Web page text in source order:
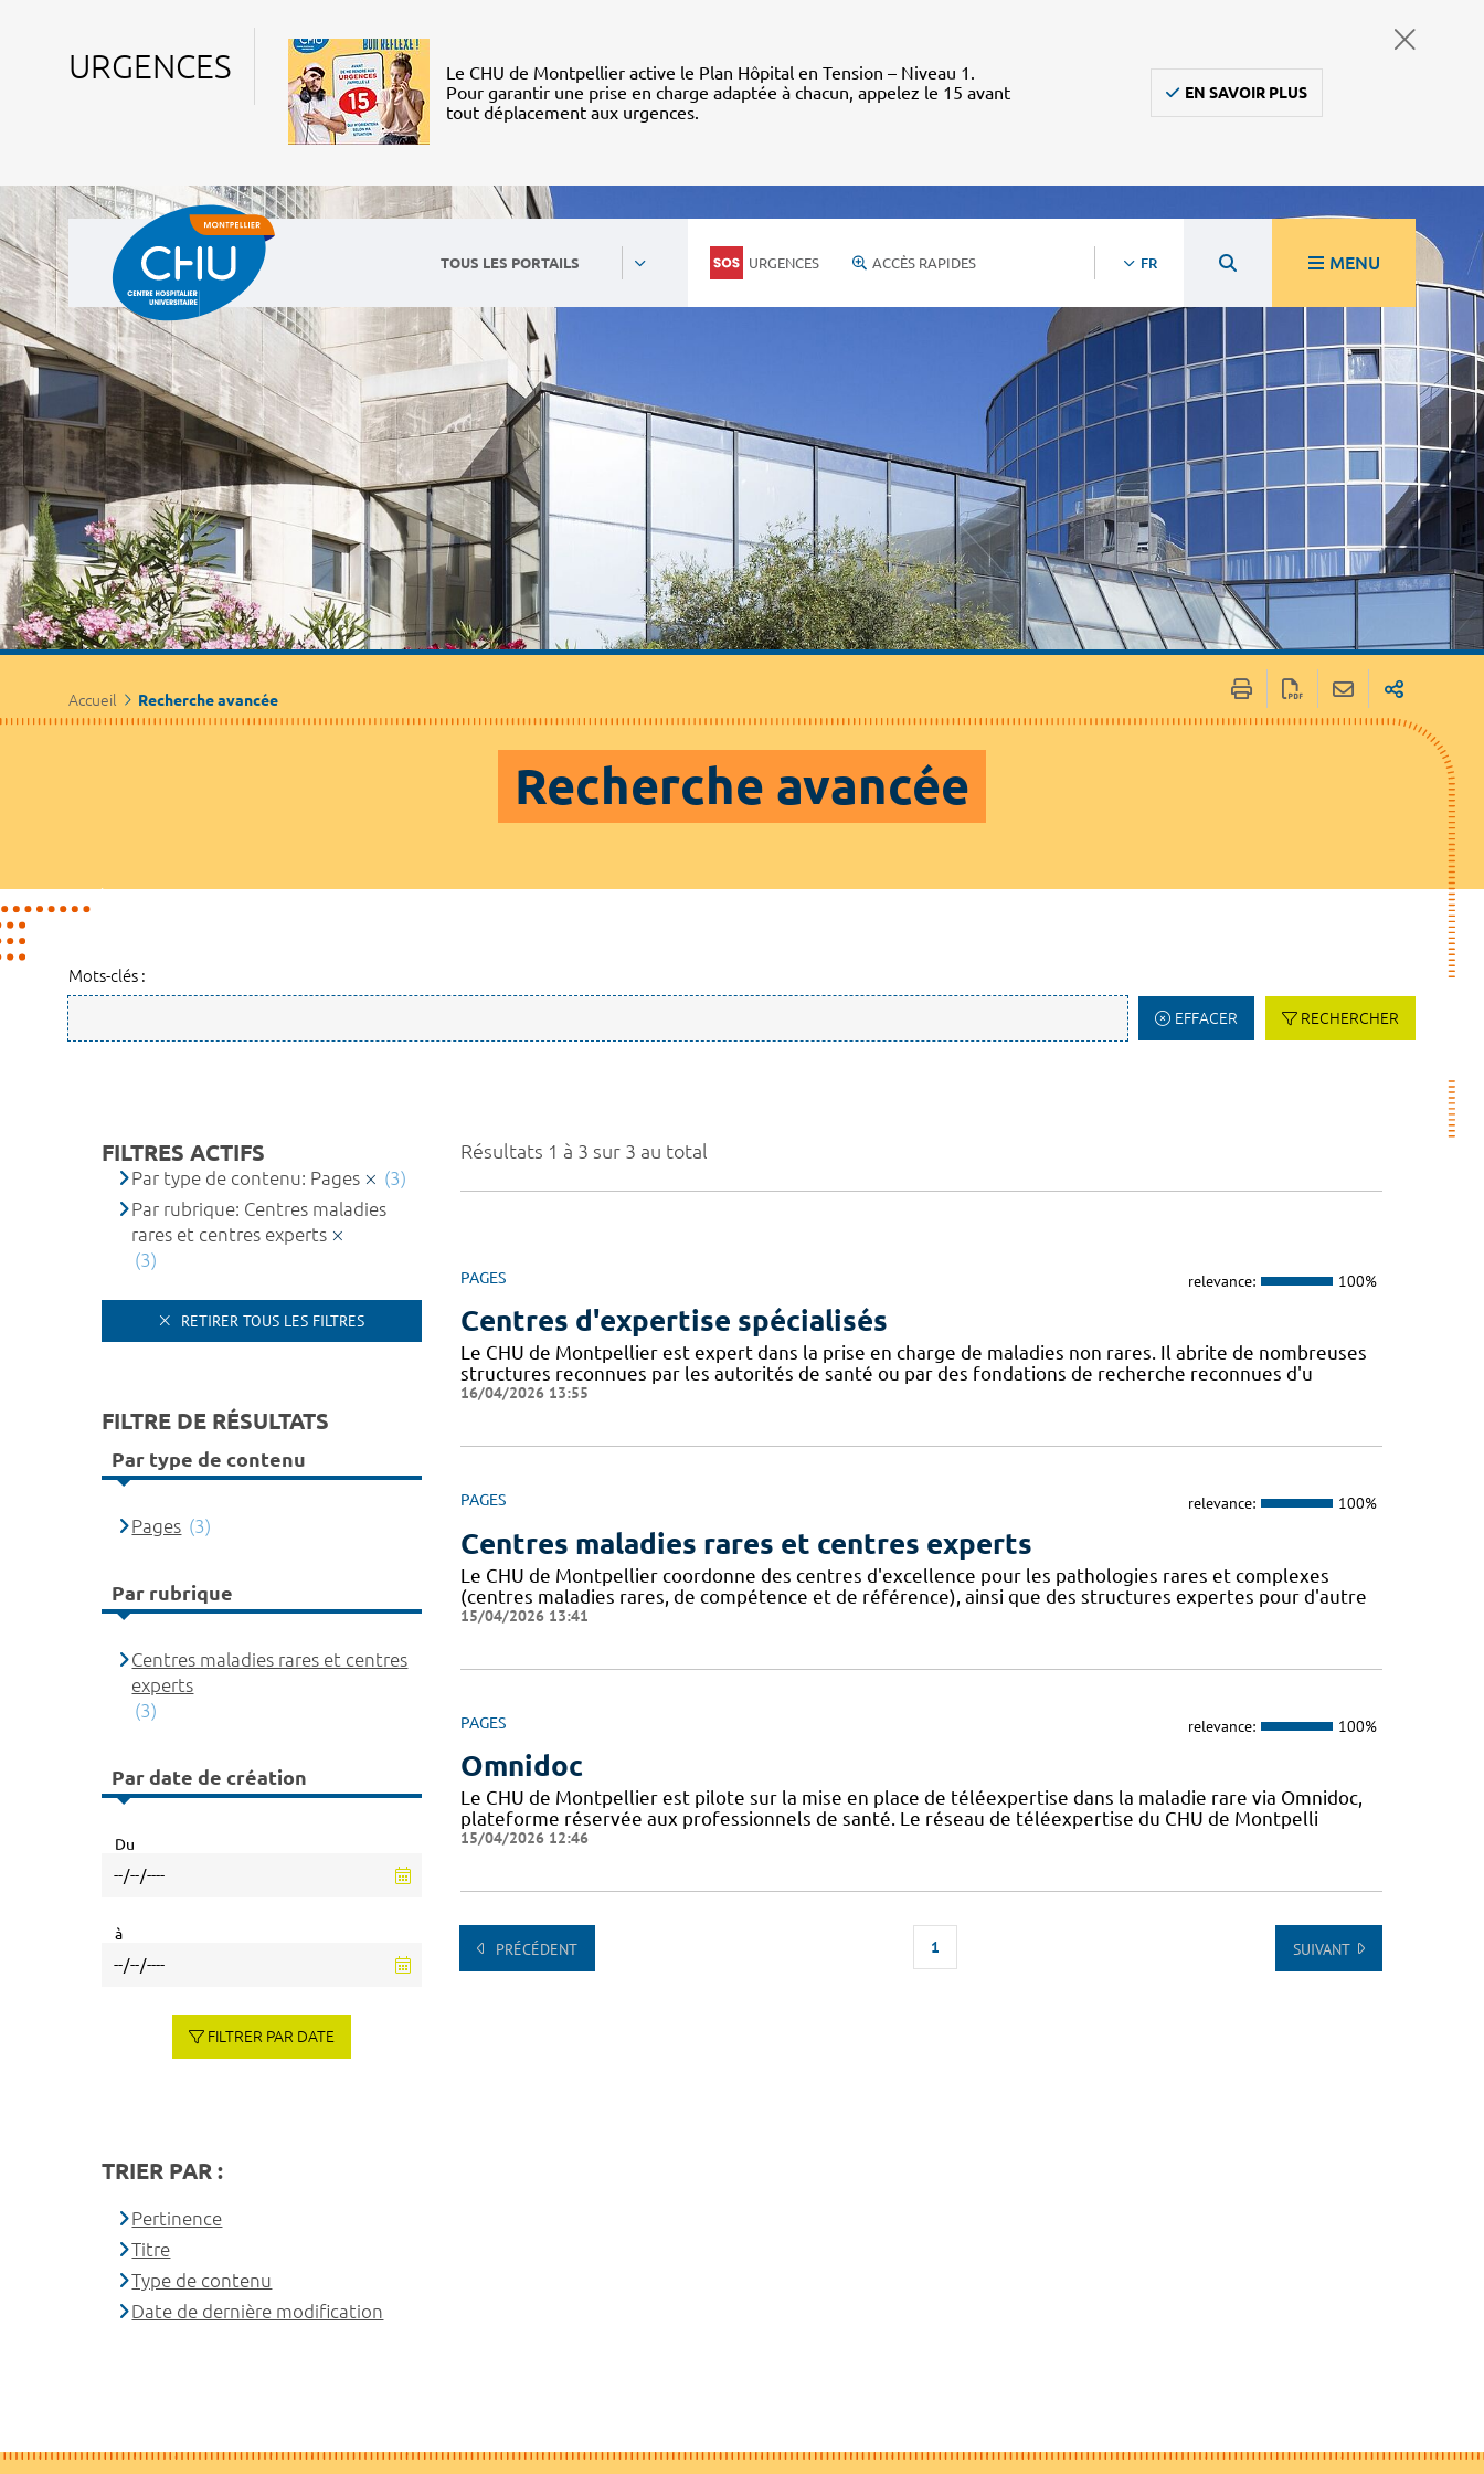
URGENCES
Le CHU de Montpellier active le Plan Hôpital en Tension – Niveau 1.
Pour garantir une prise en charge adaptée à chacun, appelez le 15 avant
tout déplacement aux urgences.
EN SAVOIR PLUS
TOUS LES PORTAILS URGENCES ACCÈS RAPIDES FR MENU
Accueil Recherche avancée
Recherche avancée
Mots-clés :
EFFACER RECHERCHER
Résultats 1 à 3 sur 3 au total
PAGES relevance: 100%
Centres d'expertise spécialisés
Le CHU de Montpellier est expert dans la prise en charge de maladies non rares. Il abrite de nombreuses
structures reconnues par les autorités de santé ou par des fondations de recherche reconnues d'u
16/04/2026 13:55
PAGES relevance: 100%
Centres maladies rares et centres experts
Le CHU de Montpellier coordonne des centres d'excellence pour les pathologies rares et complexes
(centres maladies rares, de compétence et de référence), ainsi que des structures expertes pour d'autre
15/04/2026 13:41
PAGES relevance: 100%
Omnidoc
Le CHU de Montpellier est pilote sur la mise en place de téléexpertise dans la maladie rare via Omnidoc,
plateforme réservée aux professionnels de santé. Le réseau de téléexpertise du CHU de Montpelli
15/04/2026 12:46
PRÉCÉDENT 1 SUIVANT
FILTRES ACTIFS
Par type de contenu: Pages
(3)
Par rubrique: Centres maladies
rares et centres experts
(3)
RETIRER TOUS LES FILTRES
FILTRE DE RÉSULTATS
Par type de contenu
Pages (3)
Par rubrique
Centres maladies rares et centres
experts
(3)
Par date de création
Du
à
FILTRER PAR DATE
TRIER PAR :
Pertinence
Titre
Type de contenu
Date de dernière modification